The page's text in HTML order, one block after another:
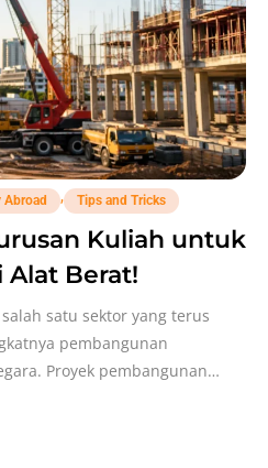
Abroad , Tips and Tricks
Kuliah untuk
Alat Berat!
satu sektor yang terus
pembangunan
Proyek pembangunan